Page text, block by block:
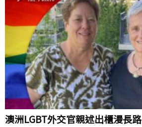
澳洲LGBT外交官親述出櫃漫長路